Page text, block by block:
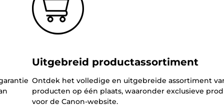
Uitgebreid productassortiment
Ontdek het volledige en uitgebreide assortiment
producten op één plaats, waaronder exclusieve
voor de Canon-website.